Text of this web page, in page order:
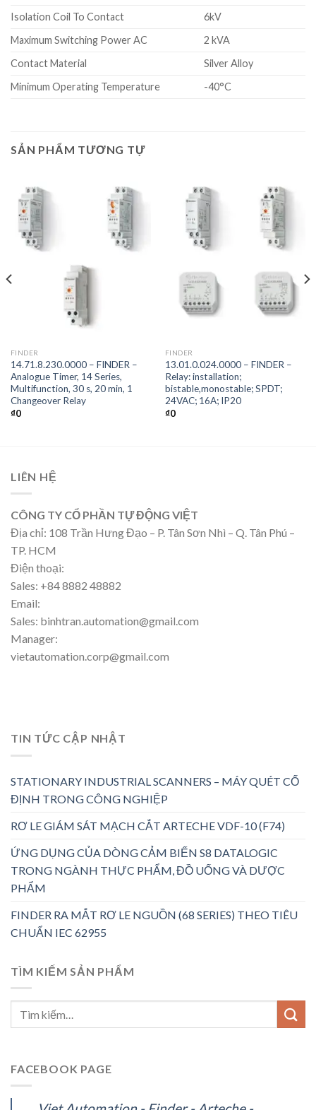
Isolation Coil To Contact
6kV
Maximum Switching Power AC
2 kVA
Contact Material
Silver Alloy
Minimum Operating Temperature
-40°C
SẢN PHẨM TƯƠNG TỰ
FINDER
14.71.8.230.0000 – FINDER –
Analogue Timer, 14 Series,
Multifunction, 30 s, 20 min, 1
Changeover Relay
₫0
FINDER
13.01.0.024.0000 – FINDER –
Relay: installation;
bistable,monostable; SPDT;
24VAC; 16A; IP20
₫0
LIÊN HỆ
CÔNG TY CỔ PHẦN TỰ ĐỘNG VIỆT
Địa chỉ: 108 Trần Hưng Đạo – P. Tân Sơn Nhì – Q. Tân Phú –
TP. HCM
Điện thoại:
Sales: +84 8882 48882
Email:
Sales: binhtran.automation@gmail.com
Manager:
vietautomation.corp@gmail.com
TIN TỨC CẬP NHẬT
STATIONARY INDUSTRIAL SCANNERS – MÁY QUÉT CỐ
ĐỊNH TRONG CÔNG NGHIỆP
RƠ LE GIÁM SÁT MẠCH CẮT ARTECHE VDF-10 (F74)
ỨNG DỤNG CỦA DÒNG CẢM BIẾN S8 DATALOGIC
TRONG NGÀNH THỰC PHẨM, ĐỒ UỐNG VÀ DƯỢC
PHẨM
FINDER RA MẮT RƠ LE NGUỒN (68 SERIES) THEO TIÊU
CHUẨN IEC 62955
TÌM KIẾM SẢN PHẨM
FACEBOOK PAGE